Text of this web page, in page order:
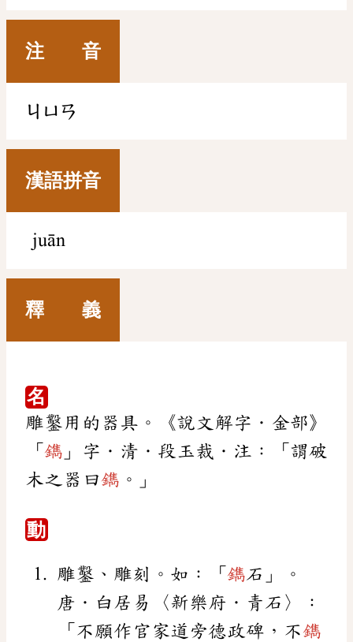
注 音
ㄐㄩㄢ
漢語拼音
juān
釋 義
名
雕鑿用的器具。《說文解字．金部》
「 鐫 」字．清．段玉裁．注：「謂破
木之器曰鐫 。」
動
雕鑿、雕刻。如：「 鐫石」。
唐．白居易〈新樂府．青石〉：
「不願作官家道旁德政碑，不鐫